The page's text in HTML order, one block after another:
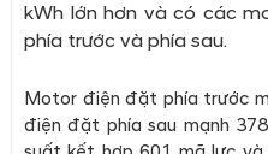
kWh lớn hơn và có các
phía trước và phía sau.
Motor điện đặt phía trước
điện đặt phía sau mạnh